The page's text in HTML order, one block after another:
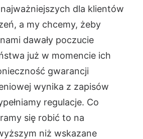
dla klientów
a my chcemy, żeby
dawały poczucie
już w momencie ich
gwarancji
wynika z zapisów
regulacje. Co
się robić to na
niż wskazane